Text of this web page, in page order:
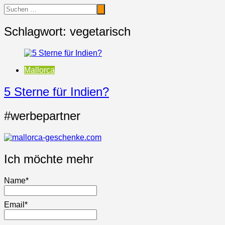
Schlagwort: vegetarisch
Mallorca
5 Sterne für Indien?
#werbepartner
Ich möchte mehr
Name*
Email*